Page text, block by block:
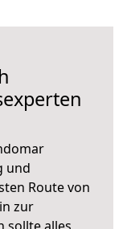
und
Route von
zur